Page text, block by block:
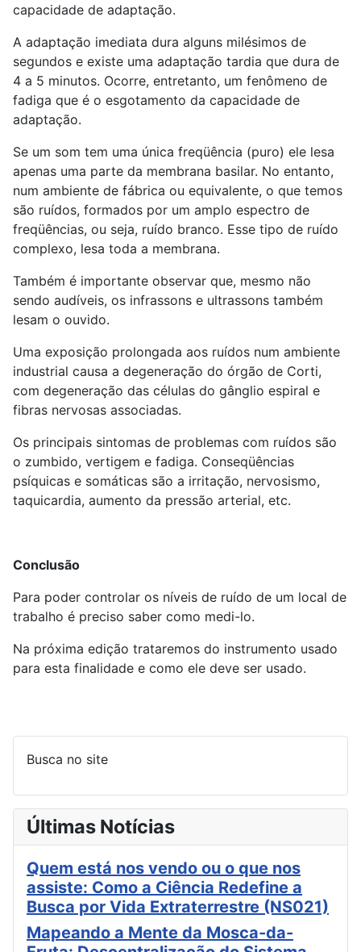
capacidade de adaptação.
A adaptação imediata dura alguns milésimos de
segundos e existe uma adaptação tardia que dura de
4 a 5 minutos. Ocorre, entretanto, um fenômeno de
fadiga que é o esgotamento da capacidade de
adaptação.
Se um som tem uma única freqüência (puro) ele lesa
apenas uma parte da membrana basilar. No entanto,
num ambiente de fábrica ou equivalente, o que temos
são ruídos, formados por um amplo espectro de
freqüências, ou seja, ruído branco. Esse tipo de ruído
complexo, lesa toda a membrana.
Também é importante observar que, mesmo não
sendo audíveis, os infrassons e ultrassons também
lesam o ouvido.
Uma exposição prolongada aos ruídos num ambiente
industrial causa a degeneração do órgão de Corti,
com degeneração das células do gânglio espiral e
fibras nervosas associadas.
Os principais sintomas de problemas com ruídos são
o zumbido, vertigem e fadiga. Conseqüências
psíquicas e somáticas são a irritação, nervosismo,
taquicardia, aumento da pressão arterial, etc.
Conclusão
Para poder controlar os níveis de ruído de um local de
trabalho é preciso saber como medi-lo.
Na próxima edição trataremos do instrumento usado
para esta finalidade e como ele deve ser usado.
Busca no site
Últimas Notícias
Quem está nos vendo ou o que nos
assiste: Como a Ciência Redefine a
Busca por Vida Extraterrestre (NS021)
Mapeando a Mente da Mosca-da-